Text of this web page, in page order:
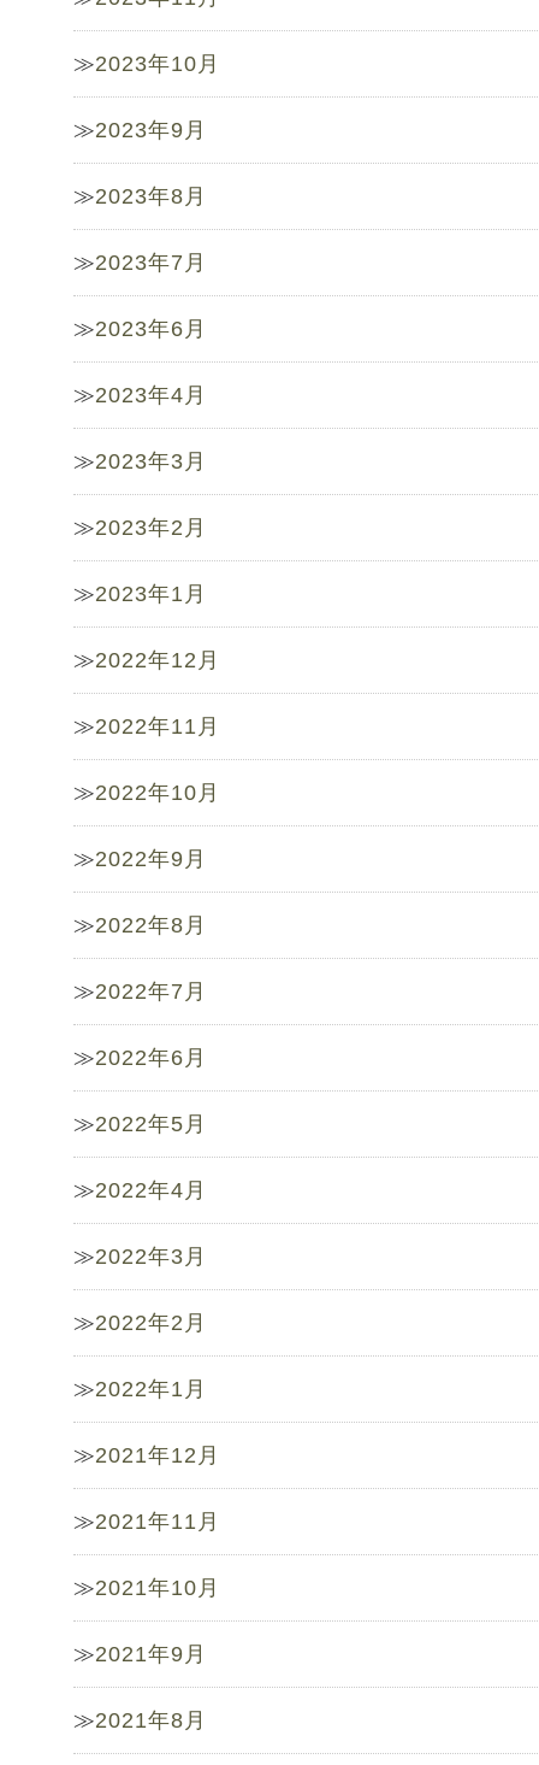
2023年10月
2023年9月
2023年8月
2023年7月
2023年6月
2023年4月
2023年3月
2023年2月
2023年1月
2022年12月
2022年11月
2022年10月
2022年9月
2022年8月
2022年7月
2022年6月
2022年5月
2022年4月
2022年3月
2022年2月
2022年1月
2021年12月
2021年11月
2021年10月
2021年9月
2021年8月